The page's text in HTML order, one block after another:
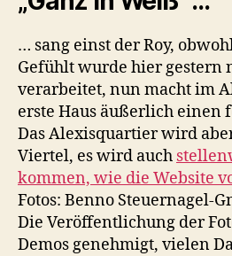
… sang einst der Roy,
Gefühlt wurde hier gestern
verarbeitet, nun macht im
erste Haus äußerlich einen
Das Alexisquartier wird
Viertel, es wird auch
kommen, wie die Website
Fotos: Benno Steuernagel-
Die Veröffentlichung der
Demos genehmigt, vielen